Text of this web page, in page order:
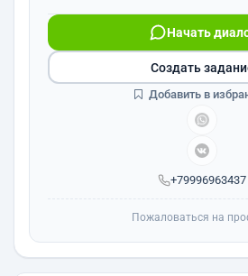
+79996963437
Начать
Создать
Добавить в
Пожаловаться на